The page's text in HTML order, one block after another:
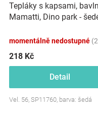
Tepláky s kapsami,
Mamatti, Dino park -
momentálně nedostupné
218 Kč
Detail
Vel. 56, SP11760, barva: šedá